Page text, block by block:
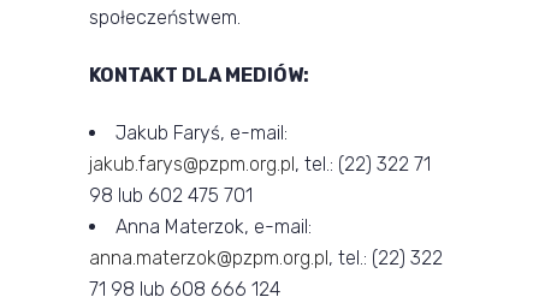
społeczeństwem.
KONTAKT DLA MEDIÓW:
Jakub Faryś, e-mail:
jakub.farys@pzpm.org.pl , tel.: (22) 322 71
98 lub 602 475 701
Anna Materzok, e-mail:
anna.materzok@pzpm.org.pl , tel.: (22) 322
71 98 lub 608 666 124